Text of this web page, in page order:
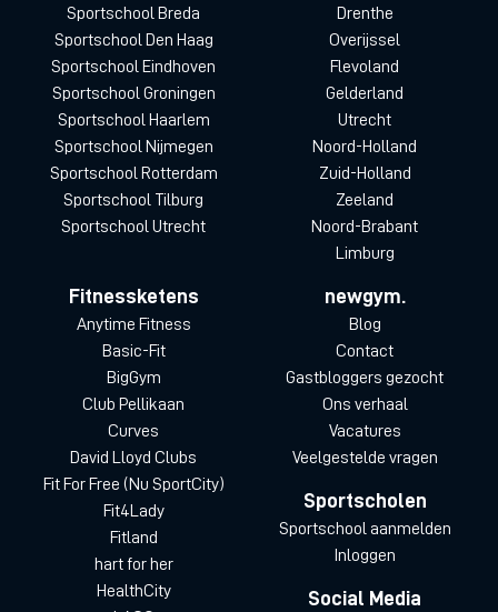
Sportschool Breda
Sportschool Den Haag
Sportschool Eindhoven
Sportschool Groningen
Sportschool Haarlem
Sportschool Nijmegen
Sportschool Rotterdam
Sportschool Tilburg
Sportschool Utrecht
Drenthe
Overijssel
Flevoland
Gelderland
Utrecht
Noord-Holland
Zuid-Holland
Zeeland
Noord-Brabant
Limburg
Fitnessketens
Anytime Fitness
Basic-Fit
BigGym
Club Pellikaan
Curves
David Lloyd Clubs
Fit For Free (Nu SportCity)
Fit4Lady
Fitland
hart for her
HealthCity
newgym.
Blog
Contact
Gastbloggers gezocht
Ons verhaal
Vacatures
Veelgestelde vragen
Sportscholen
Sportschool aanmelden
Inloggen
Social Media